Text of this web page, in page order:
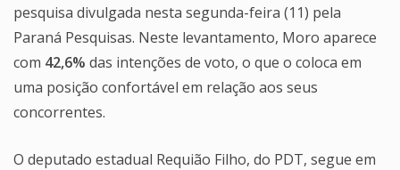
pesquisa divulgada nesta segunda-feira (11) pela
Paraná Pesquisas. Neste levantamento, Moro aparece
com 42,6% das intenções de voto, o que o coloca em
uma posição confortável em relação aos seus
concorrentes.
O deputado estadual Requião Filho, do PDT, segue em